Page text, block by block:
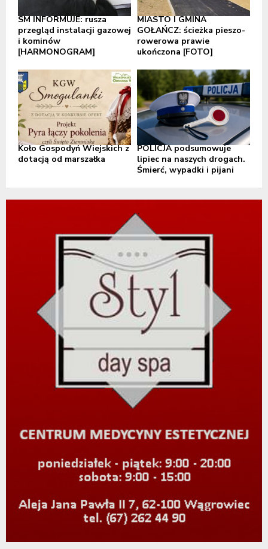
SM INFORMUJE: rusza
przegląd instalacji gazowej
i kominów
[HARMONOGRAM]
MIASTO I GMINA
GOŁAŃCZ: ścieżka pieszo-
rowerowa prawie
ukończona [FOTO]
Koło Gospodyń Wiejskich z
dotacją od marszałka
POLICJA podsumowuje
lipiec na naszych drogach.
Śmierć, wypadki i pijani